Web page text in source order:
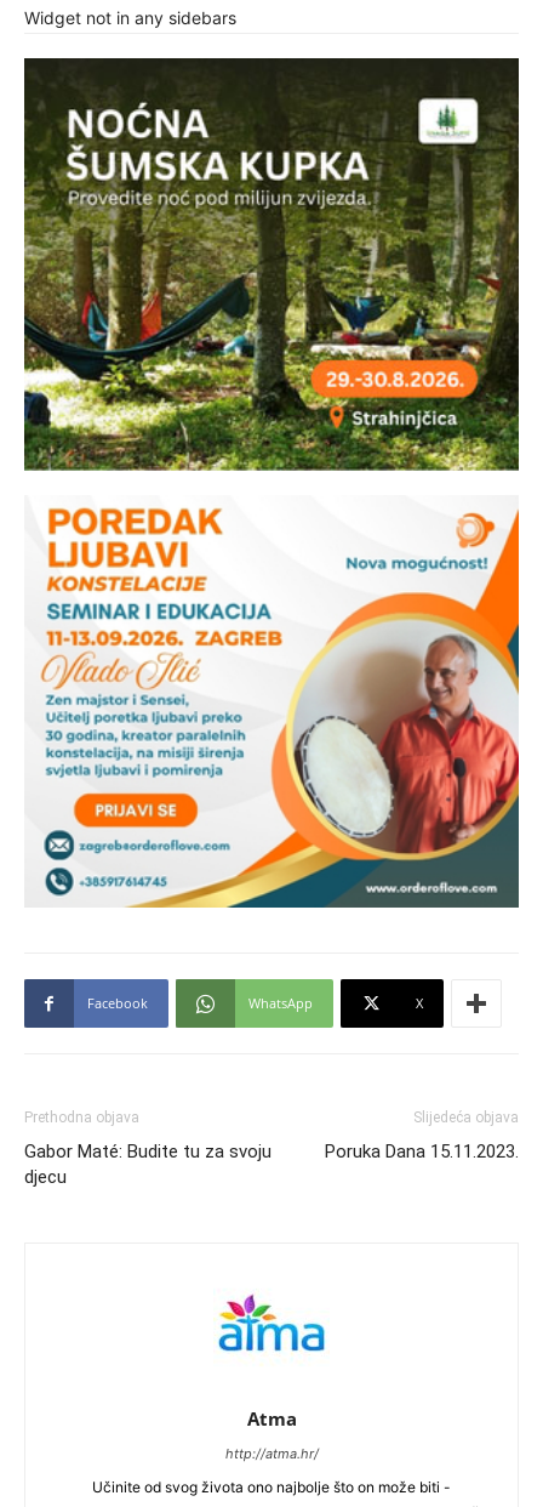
Widget not in any sidebars
Facebook WhatsApp X
Prethodna objava
Gabor Maté: Budite tu za svoju
djecu
Slijedeća objava
Poruka Dana 15.11.2023.
Atma
http://atma.hr/
Učinite od svog života ono najbolje što on može biti -